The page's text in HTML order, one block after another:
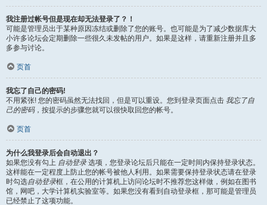
我注册过帐号但是现在却无法登录了？！
可能是管理员出于某种原因冻结或删除了您的账号。也可能是为了减少数据库大
小许多论坛会定期删除一些很久未发帖的用户。如果是这样，请重新注册并且多
多参与讨论。
页首
我忘了自己的密码!
不用紧张! 您的密码虽然无法找回，但是可以重设。您到登录页面点击 我忘了自
己的密码，按提示的步骤您就可以很快取回您的帐号。
页首
为什么我登录后会自动退出？
如果您没有勾上 自动登录选项，您登录论坛后只能在一定时间内保持登录状态。
这样能在一定程度上防止您的帐号被他人利用。如果需要保持登录状态请在登录
时勾选自动登录框，在公用的计算机上访问论坛时不推荐您这样做，例如在图书
馆，网吧，大学计算机实验室等。如果您没有看到自动登录框，那可能是管理员
已经禁止了这项功能。